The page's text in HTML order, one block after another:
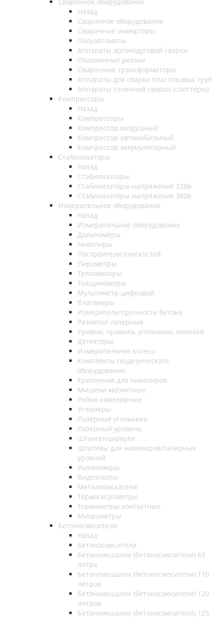
Назад
Сварочное оборудование
Сварочные инверторы
Полуавтоматы
Аппараты аргонодуговой сварки
Плазменные резаки
Сварочные трансформаторы
Аппараты для сварки пластиковых труб
Аппараты точечной сварки (споттеры)
Компрессоры
Назад
Компрессоры
Компрессор воздушный
Компрессор автомобильный
Компрессор аккумуляторный
Стабилизаторы
Назад
Стабилизаторы
Стабилизаторы напряжения 220в
Стабилизаторы напряжения 380в
Измерительное оборудование
Назад
Измерительное оборудование
Дальномеры
Нивелиры
Построители плоскостей
Пирометры
Тепловизоры
Толщиномеры
Мультиметр цифровой
Влагомеры
Измерители прочности бетона
Разметки лазерные
Уровни, правила, угольники, линейки
Детекторы
Измерительное колесо
Комплекты геодезического
оборудования
Крепления для нивелиров
Мишени магнитные
Рейки нивелирные
Угломеры
Лазерные угольники
Лазерный уровень
Штангенциркули
Штативы для нивелиров/лазерных
уровней
Уклономеры
Видеоскопы
Металлоискатели
Термогигрометры
Термометры контактные
Микрометры
Бетоносмесители
Назад
Бетоносмесители
Бетономешалки (бетоносмесители) 63
литра
Бетономешалки (бетоносмесители) 110
литров
Бетономешалки (бетоносмесители) 120
литров
Бетономешалки (бетоносмесители) 125